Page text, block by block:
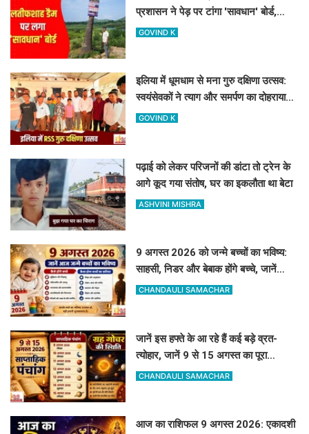
प्रशासन ने पेड़ पर टांगा 'सावधान' बोर्ड,
पर्यटकों से की यह अपील
GOVIND K
इलिया में धूमधाम से मना गुरु दक्षिणा उत्सव:
स्वयंसेवकों ने त्याग और समर्पण का दोहराया
संकल्प
GOVIND K
पढ़ाई को लेकर परिजनों की डांटा तो ट्रेन के
आगे कूद गया संतोष, घर का इकलौता था बेटा
ASHVINI MISHRA
9 अगस्त 2026 को जन्मे बच्चों का भविष्य:
साहसी, निडर और बेबाक होंगे बच्चे, जानें
करियर और स्वभाव
CHANDAULI SAMACHAR
जानें इस हफ्ते के आ रहे हैं कई बड़े व्रत-
त्योहार, जानें 9 से 15 अगस्त का पूरा
साप्ताहिक पंचांग
CHANDAULI SAMACHAR
आज का राशिफल 9 अगस्त 2026: एकादशी